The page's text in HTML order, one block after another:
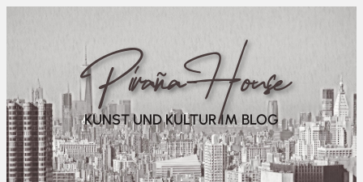
KUNST UND KULTUR IM BLOG
Piraña House